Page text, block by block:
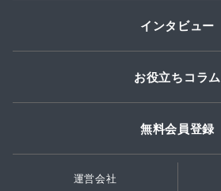
インタビュー
お役立ちコラム
無料会員登録
運営会社